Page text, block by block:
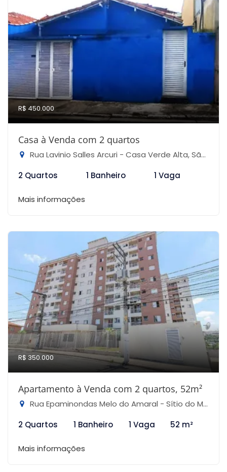
R$ 450.000
Casa à Venda com 2 quartos
Rua Lavinio Salles Arcuri - Casa Verde Alta, São Paulo-SP
2 Quartos
1 Banheiro 1 Vaga
Mais informações
R$ 350.000
Apartamento à Venda com 2 quartos, 52m²
Rua Epaminondas Melo do Amaral - Sítio do Mandaqui, São Paulo-SP
2 Quartos
1 Banheiro 1 Vaga 52 m²
Mais informações